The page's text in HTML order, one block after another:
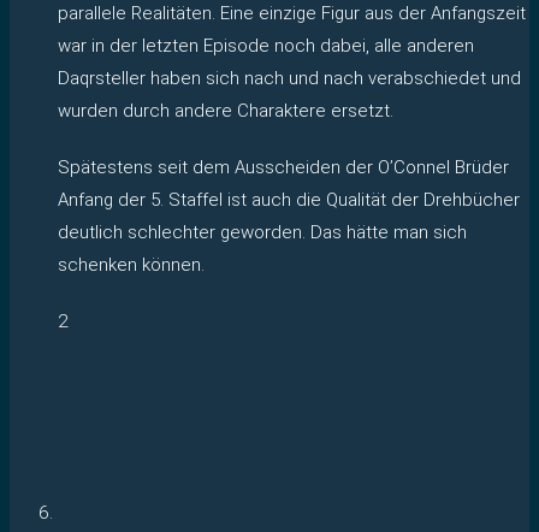
parallele Realitäten. Eine einzige Figur aus der Anfangszeit
war in der letzten Episode noch dabei, alle anderen
Daqrsteller haben sich nach und nach verabschiedet und
wurden durch andere Charaktere ersetzt.
Spätestens seit dem Ausscheiden der O’Connel Brüder
Anfang der 5. Staffel ist auch die Qualität der Drehbücher
deutlich schlechter geworden. Das hätte man sich
schenken können.
2